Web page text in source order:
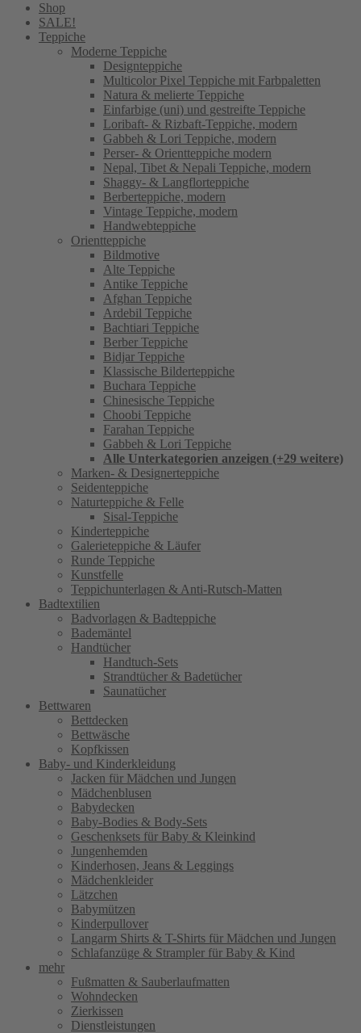
Shop
SALE!
Teppiche
Moderne Teppiche
Designteppiche
Multicolor Pixel Teppiche mit Farbpaletten
Natura & melierte Teppiche
Einfarbige (uni) und gestreifte Teppiche
Loribaft- & Rizbaft-Teppiche, modern
Gabbeh & Lori Teppiche, modern
Perser- & Orientteppiche modern
Nepal, Tibet & Nepali Teppiche, modern
Shaggy- & Langflorteppiche
Berberteppiche, modern
Vintage Teppiche, modern
Handwebteppiche
Orientteppiche
Bildmotive
Alte Teppiche
Antike Teppiche
Afghan Teppiche
Ardebil Teppiche
Bachtiari Teppiche
Berber Teppiche
Bidjar Teppiche
Klassische Bilderteppiche
Buchara Teppiche
Chinesische Teppiche
Choobi Teppiche
Farahan Teppiche
Gabbeh & Lori Teppiche
Alle Unterkategorien anzeigen (+29 weitere)
Marken- & Designerteppiche
Seidenteppiche
Naturteppiche & Felle
Sisal-Teppiche
Kinderteppiche
Galerieteppiche & Läufer
Runde Teppiche
Kunstfelle
Teppichunterlagen & Anti-Rutsch-Matten
Badtextilien
Badvorlagen & Badteppiche
Bademäntel
Handtücher
Handtuch-Sets
Strandtücher & Badetücher
Saunatücher
Bettwaren
Bettdecken
Bettwäsche
Kopfkissen
Baby- und Kinderkleidung
Jacken für Mädchen und Jungen
Mädchenblusen
Babydecken
Baby-Bodies & Body-Sets
Geschenksets für Baby & Kleinkind
Jungenhemden
Kinderhosen, Jeans & Leggings
Mädchenkleider
Lätzchen
Babymützen
Kinderpullover
Langarm Shirts & T-Shirts für Mädchen und Jungen
Schlafanzüge & Strampler für Baby & Kind
mehr
Fußmatten & Sauberlaufmatten
Wohndecken
Zierkissen
Dienstleistungen